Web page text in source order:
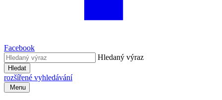
Facebook
Hledaný výraz
Hledat
rozšířené vyhledávání
Menu